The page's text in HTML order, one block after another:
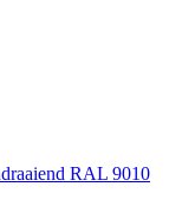
RAL 9010